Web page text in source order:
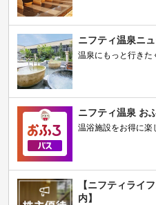
ニフティ温泉ニ
温泉にもっと行きた
ニフティ温泉 お
温浴施設をお得に楽
【ニフティライ
内】